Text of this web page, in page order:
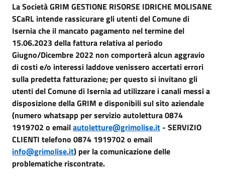
La Società GRIM GESTIONE RISORSE IDRICHE MOLISANE
SCaRL intende rassicurare gli utenti del Comune di
Isernia che il mancato pagamento nel termine del
15.06.2023 della fattura relativa al periodo
Giugno/Dicembre 2022 non comporterà alcun aggravio
di costi e/o interessi laddove venissero accertati errori
sulla predetta fatturazione; per questo si invitano gli
utenti del Comune di Isernia ad utilizzare i canali messi a
disposizione della GRIM e disponibili sul sito aziendale
(numero whatsapp per servizio autolettura 0874
1919702 o emailautoletture@grimolise.it- SERVIZIO
CLIENTI telefono 0874 1919702 o email
info@grimolise.it) per la comunicazione delle
problematiche riscontrate.